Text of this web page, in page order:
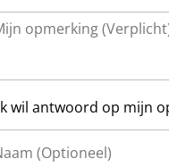
wil antwoord op mijn